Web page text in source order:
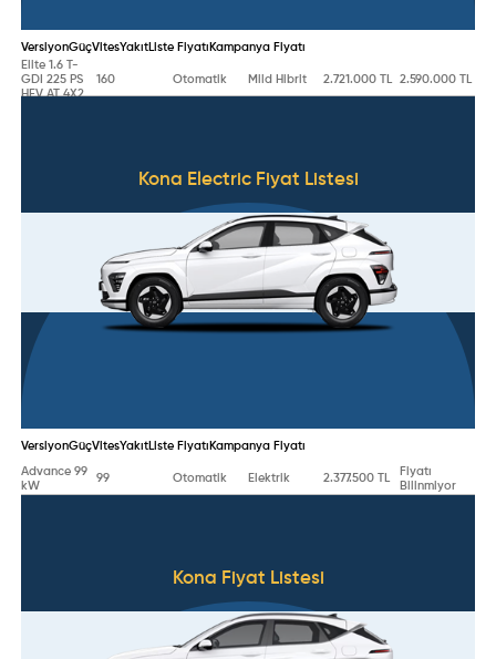
VersiyonGüçVitesYakıt Liste Fiyatı Kampanya Fiyatı
Elite 1.6 T-
GDI 225 PS
HEV AT 4X2
160 Otomatik Mild Hibrit 2.721.000 TL 2.590.000 TL
Kona ElectricFiyat Listesi
VersiyonGüçVitesYakıt Liste Fiyatı Kampanya Fiyatı
Advance 99
kW
99 Otomatik Elektrik 2.377.500 TL
Fiyatı
Bilinmiyor
Kona Fiyat Listesi